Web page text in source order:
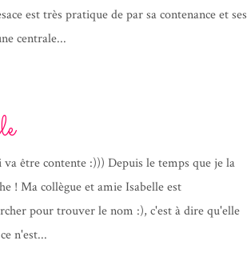
est très pratique de par sa contenance et ses
centrale...
va être contente :))) Depuis le temps que je la
! Ma collègue et amie Isabelle est
pour trouver le nom :), c'est à dire qu'elle
n'est...